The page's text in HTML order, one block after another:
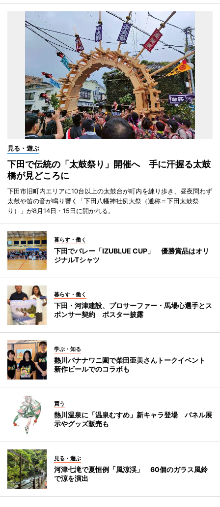
見る・遊ぶ
下田で伝統の「太鼓祭り」開催へ 手に汗握る太鼓
橋が見どころに
下田市旧町内エリアに10台以上の太鼓台が町内を練り歩き、昼夜問わず
太鼓や笛の音が鳴り響く「下田八幡神社例大祭（通称＝下田太鼓祭
り）」が8月14日・15日に開かれる。
暮らす・働く
下田でバレー「IZUBLUE CUP」 優勝賞品はオリ
ジナルTシャツ
暮らす・働く
下田・河津建設、プロサーファー・馬場心選手とス
ポンサー契約 ポスター披露
学ぶ・知る
熱川バナナワニ園で柴田亜美さんトークイベント
新作ビールでのコラボも
買う
熱川温泉に「温泉むすめ」新キャラ登場 パネル展
示やグッズ販売も
見る・遊ぶ
河津七滝で夏恒例「風涼渓」 60個のガラス風鈴
で涼を演出